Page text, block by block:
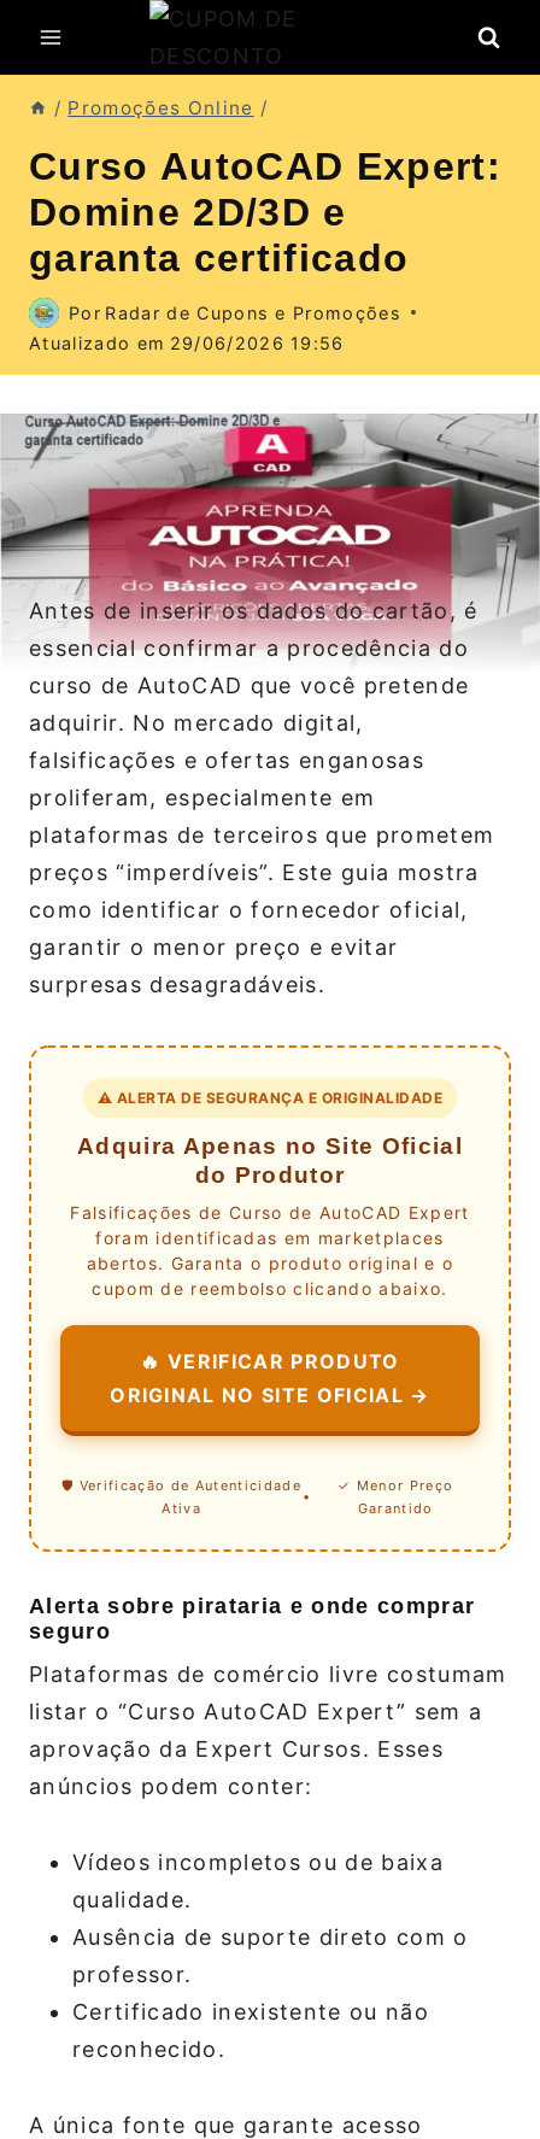
/ Promoções Online /
Curso AutoCAD Expert:
Domine 2D/3D e
garanta certificado
Por Radar de Cupons e Promoções
Atualizado em 29/06/2026 19:56
Antes de inserir os dados do cartão, é
essencial confirmar a procedência do
curso de AutoCAD que você pretende
adquirir. No mercado digital,
falsificações e ofertas enganosas
proliferam, especialmente em
plataformas de terceiros que prometem
preços “imperdíveis”. Este guia mostra
como identificar o fornecedor oficial,
garantir o menor preço e evitar
surpresas desagradáveis.
⚠️ ALERTA DE SEGURANÇA E ORIGINALIDADE
Adquira Apenas no Site Oficial
do Produtor
Falsificações de Curso de AutoCAD Expert
foram identificadas em marketplaces
abertos. Garanta o produto original e o
cupom de reembolso clicando abaixo.
🔥 VERIFICAR PRODUTO
ORIGINAL NO SITE OFICIAL →
🛡️ Verificação de Autenticidade
Ativa
•
✓ Menor Preço
Garantido
Alerta sobre pirataria e onde comprar
seguro
Plataformas de comércio livre costumam
listar o “Curso AutoCAD Expert” sem a
aprovação da Expert Cursos. Esses
anúncios podem conter:
Vídeos incompletos ou de baixa
qualidade.
Ausência de suporte direto com o
professor.
Certificado inexistente ou não
reconhecido.
A única fonte que garante acesso